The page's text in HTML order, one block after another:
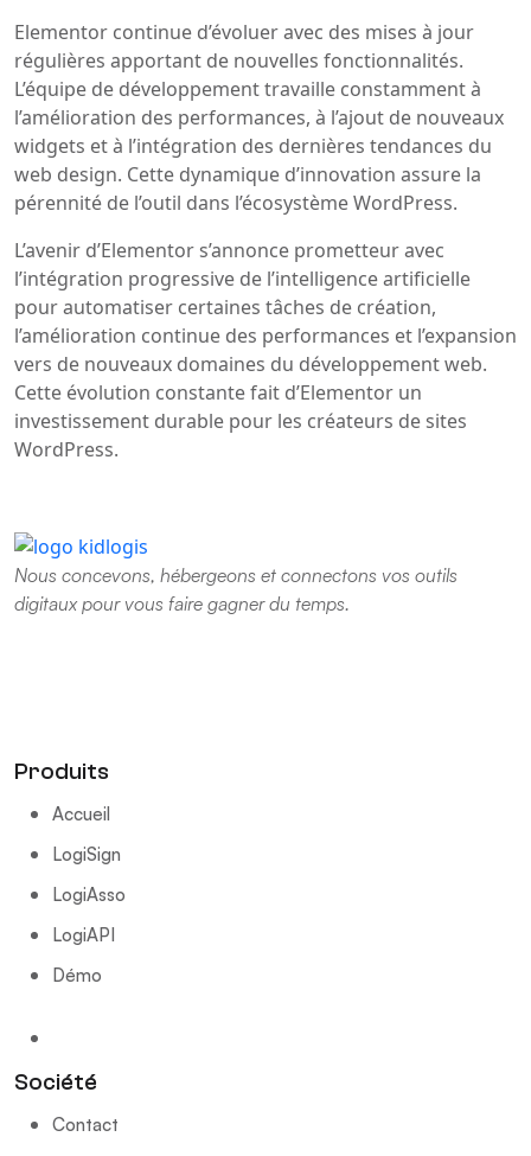
Elementor continue d’évoluer avec des mises à jour
régulières apportant de nouvelles fonctionnalités.
L’équipe de développement travaille constamment à
l’amélioration des performances, à l’ajout de nouveaux
widgets et à l’intégration des dernières tendances du
web design. Cette dynamique d’innovation assure la
pérennité de l’outil dans l’écosystème WordPress.
L’avenir d’Elementor s’annonce prometteur avec
l’intégration progressive de l’intelligence artificielle
pour automatiser certaines tâches de création,
l’amélioration continue des performances et l’expansion
vers de nouveaux domaines du développement web.
Cette évolution constante fait d’Elementor un
investissement durable pour les créateurs de sites
WordPress.
Nous concevons, hébergeons et connectons vos outils
digitaux pour vous faire gagner du temps.
Produits
Accueil
LogiSign
LogiAsso
LogiAPI
Démo
Société
Contact